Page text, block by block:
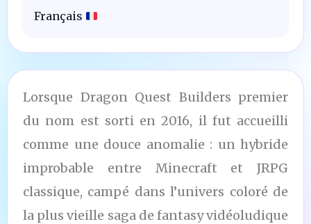
Français
Lorsque Dragon Quest Builders premier
du nom est sorti en 2016, il fut accueilli
comme une douce anomalie : un hybride
improbable entre Minecraft et JRPG
classique, campé dans l’univers coloré de
la plus vieille saga de fantasy vidéoludique